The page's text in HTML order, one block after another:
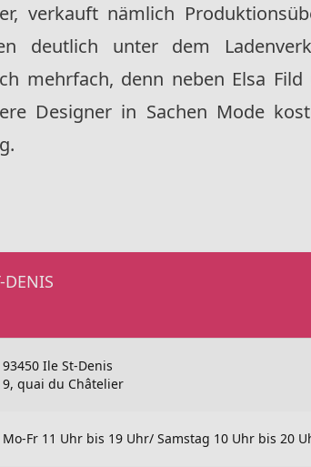
verkauft nämlich
deutlich unter dem
mehrfach, denn neben Elsa Fild
Designer in Sachen Mode
93450 Ile St-Denis
9, quai du Châtelier
Mo-Fr 11 Uhr bis 19 Uhr/ Samstag 10 Uhr bis 20